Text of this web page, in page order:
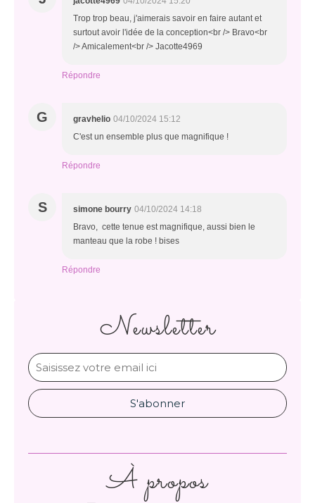
Trop trop beau, j'aimerais savoir en faire autant et
surtout avoir l'idée de la conception<br /> Bravo<br
/> Amicalement<br /> Jacotte4969
Répondre
G gravhelio 04/10/2024 15:12
C'est un ensemble plus que magnifique !
Répondre
S simone bourry 04/10/2024 14:18
Bravo, cette tenue est magnifique, aussi bien le
manteau que la robe ! bises
Répondre
Newsletter
À propos